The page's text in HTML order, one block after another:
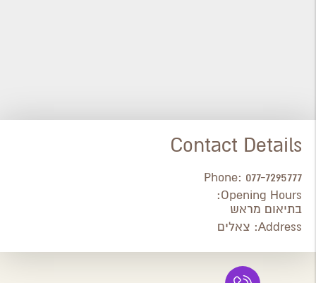
Contact Details
Phone: 077-7295777
Opening Hours:
בתיאום מראש
Address: צאלים